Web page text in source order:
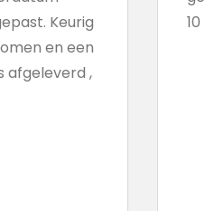
Keurig
en een
afgeleverd ,
10